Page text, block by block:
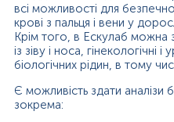
всі можливості для
крові з пальця і вени у
Крім того, в Ескулаб можна
із зіву і носа, гінекологічні
біологічних рідин, в тому
Є можливість здати аналізи
зокрема: